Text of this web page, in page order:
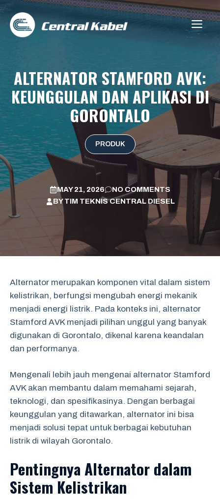
Skip
content
ALTERNATOR STAMFORD AVK:
KEUNGGULAN DAN APLIKASI DI
GORONTALO
PRODUK
MAY 21, 2026
NO COMMENTS
BYTIM TEKNIS CENTRAL DIESEL
Alternator merupakan komponen vital dalam sistem
kelistrikan, berfungsi mengubah energi mekanik
menjadi energi listrik. Pada konteks ini, alternator
Stamford AVK menjadi pilihan unggul yang banyak
digunakan di Gorontalo, dikenal karena keandalan
dan performanya.
Mengenali lebih jauh mengenai alternator Stamford
AVK akan membantu dalam memahami sejarah,
teknologi, dan spesifikasinya. Dengan berbagai
keunggulan yang ditawarkan, alternator ini bisa
menjadi solusi tepat untuk berbagai kebutuhan
listrik di wilayah Gorontalo.
Pentingnya Alternator dalam
Sistem Kelistrikan